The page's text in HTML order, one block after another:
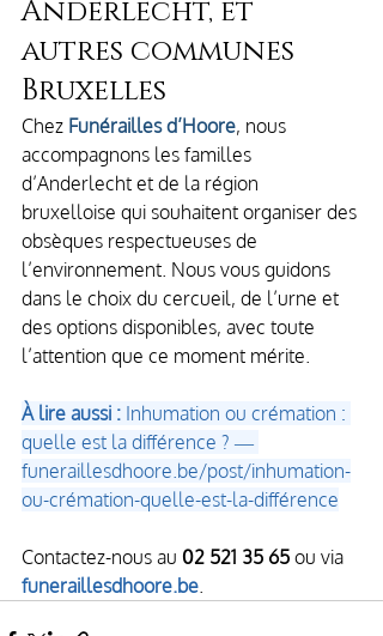
Anderlecht, et
autres communes
Bruxelles
Chez Funérailles d’Hoore, nous
accompagnons les familles
d’Anderlecht et de la région
bruxelloise qui souhaitent organiser des
obsèques respectueuses de
l’environnement. Nous vous guidons
dans le choix du cercueil, de l’urne et
des options disponibles, avec toute
l’attention que ce moment mérite.
À lire aussi : Inhumation ou crémation :
quelle est la différence ? —
funeraillesdhoore.be/post/inhumation-
ou-crémation-quelle-est-la-différence
Contactez-nous au 02 521 35 65 ou via
funeraillesdhoore.be